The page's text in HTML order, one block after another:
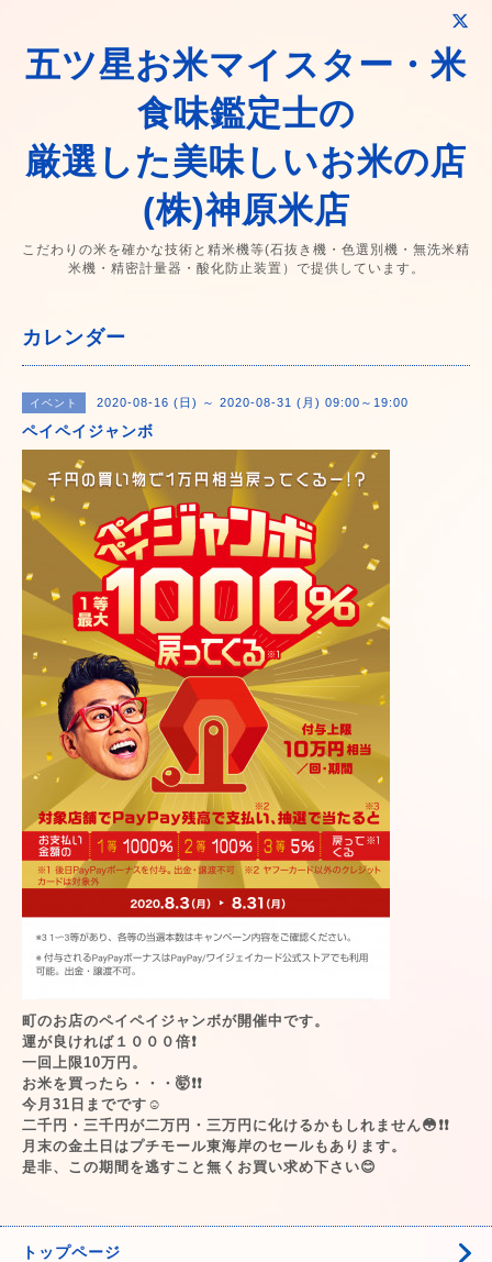
五ツ星お米マイスター・米
食味鑑定士の
厳選した美味しいお米の店
(株)神原米店
こだわりの米を確かな技術と精米機等(石抜き機・色選別機・無洗米精
米機・精密計量器・酸化防止装置）で提供しています。
カレンダー
イベント 2020-08-16 (日) ～ 2020-08-31 (月) 09:00～19:00
ペイペイジャンボ
町のお店のペイペイジャンボが開催中です。
運が良ければ１０００倍❗️
一回上限10万円。
お米を買ったら・・・🤯❗️❗️
今月31日までです☺️
二千円・三千円が二万円・三万円に化けるかもしれません😳❗️❗️
月末の金土日はプチモール東海岸のセールもあります。
是非、この期間を逃すこと無くお買い求め下さい😊
トップページ